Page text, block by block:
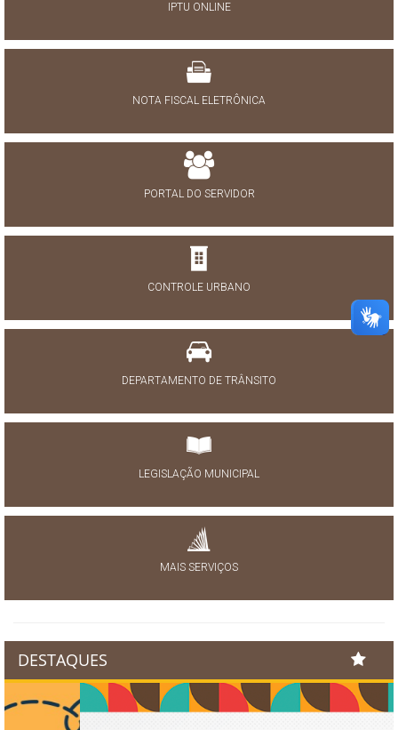
IPTU ONLINE
NOTA FISCAL ELETRÔNICA
PORTAL DO SERVIDOR
CONTROLE URBANO
DEPARTAMENTO DE TRÂNSITO
LEGISLAÇÃO MUNICIPAL
MAIS SERVIÇOS
DESTAQUES